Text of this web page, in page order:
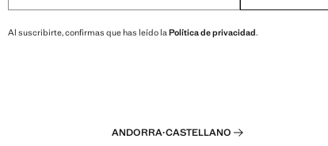
Al suscribirte, confirmas que has leído la Política de privacidad.
ANDORRA·CASTELLANO